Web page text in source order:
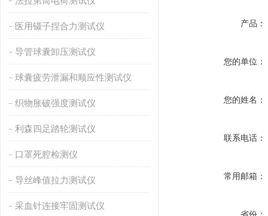
医用镊子捏合力测试仪
导管球囊卸压测试仪
球囊疲劳泄漏和顺应性测试仪
织物胀破强度测试仪
利森四足踏轮测试仪
口罩死腔检测仪
导丝峰值拉力测试仪
采血针连接牢固测试仪
产品：
您的单位：
您的姓名：
联系电话：
常用邮箱：
省份：